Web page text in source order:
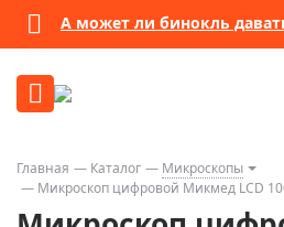
А может ли бинокль
Главная Каталог
Микроскопы
Микроскоп цифровой Микмед LCD